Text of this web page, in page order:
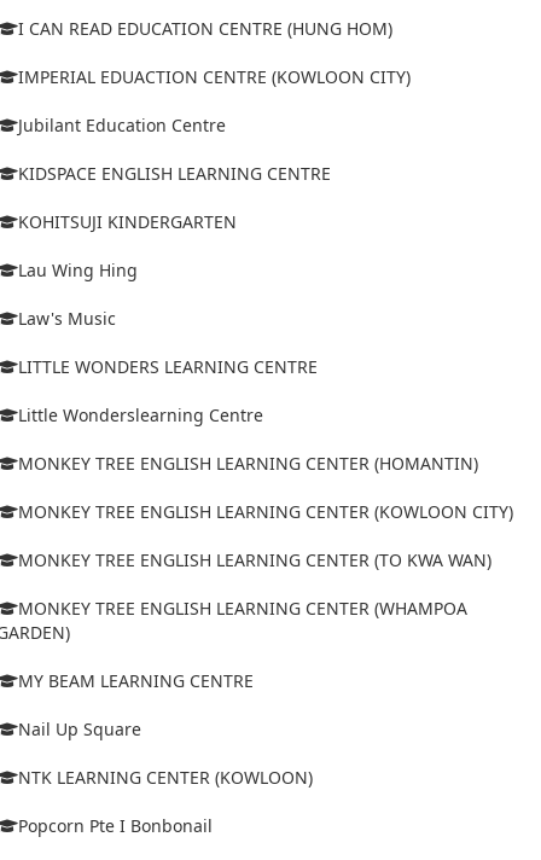
I CAN READ EDUCATION CENTRE (HUNG HOM)
IMPERIAL EDUACTION CENTRE (KOWLOON CITY)
Jubilant Education Centre
KIDSPACE ENGLISH LEARNING CENTRE
KOHITSUJI KINDERGARTEN
Lau Wing Hing
Law's Music
LITTLE WONDERS LEARNING CENTRE
Little Wonderslearning Centre
MONKEY TREE ENGLISH LEARNING CENTER (HOMANTIN)
MONKEY TREE ENGLISH LEARNING CENTER (KOWLOON CITY)
MONKEY TREE ENGLISH LEARNING CENTER (TO KWA WAN)
MONKEY TREE ENGLISH LEARNING CENTER (WHAMPOA
MY BEAM LEARNING CENTRE
Nail Up Square
NTK LEARNING CENTER (KOWLOON)
Popcorn Pte I Bonbonail